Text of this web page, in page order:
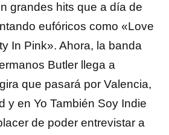
grandes hits que a día de
eufóricos como «Love
In Pink». Ahora, la banda
Butler llega a
que pasará por Valencia,
y en Yo También Soy Indie
de poder entrevistar a